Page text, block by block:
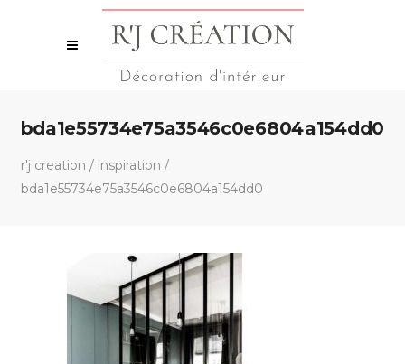
bda1e55734e75a3546c0e6804a154dd0
r'j creation / inspiration /
bda1e55734e75a3546c0e6804a154dd0